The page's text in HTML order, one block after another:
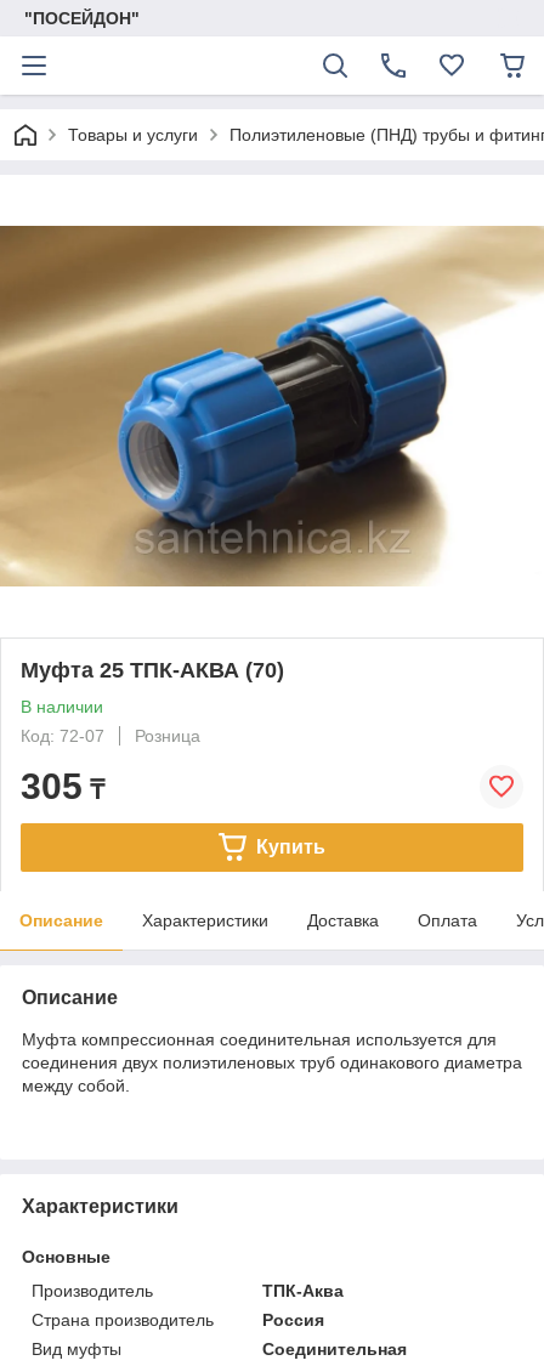
"ПОСЕЙДОН"
Товары и услуги Полиэтиленовые (ПНД) трубы и
Муфта 25 ТПК-АКВА (70)
В наличии
Код: 72-07
Розница
305 ₸
Купить
Описание Характеристики Доставка Оплата
Описание
Муфта компрессионная соединительная используется для
соединения двух полиэтиленовых труб одинакового диаметра
между собой.
Характеристики
Основные
Производитель
ТПК-Аква
Страна производитель
Россия
Вид муфты
Соединительная